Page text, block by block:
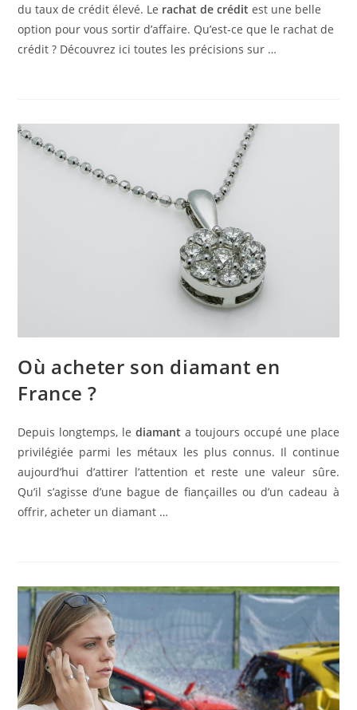
du taux de crédit élevé. Le rachat de crédit est une belle
option pour vous sortir d’affaire. Qu’est-ce que le rachat de
crédit ? Découvrez ici toutes les précisions sur …
Où acheter son diamant en
France ?
Depuis longtemps, lediamanta toujours occupé une place
privilégiée parmi les métaux les plus connus. Il continue
aujourd’hui d’attirer l’attention et reste une valeur sûre.
Qu’il s’agisse d’une bague de fiançailles ou d’un cadeau à
offrir, acheter un diamant …